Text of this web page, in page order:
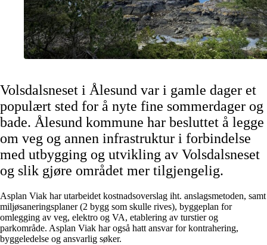
Volsdalsneset i Ålesund var i gamle dager et
populært sted for å nyte fine sommerdager og
bade. Ålesund kommune har besluttet å legge
om veg og annen infrastruktur i forbindelse
med utbygging og utvikling av Volsdalsneset
og slik gjøre området mer tilgjengelig.
Asplan Viak har utarbeidet kostnadsoverslag iht. anslagsmetoden, samt
miljøsaneringsplaner (2 bygg som skulle rives), byggeplan for
omlegging av veg, elektro og VA, etablering av turstier og
parkområde. Asplan Viak har også hatt ansvar for kontrahering,
byggeledelse og ansvarlig søker.